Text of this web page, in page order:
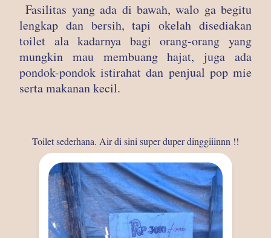
Fasilitas yang ada di bawah, walo ga begitu
lengkap dan bersih, tapi okelah disediakan
toilet ala kadarnya bagi orang-orang yang
mungkin mau membuang hajat, juga ada
pondok-pondok istirahat dan penjual pop mie
serta makanan kecil.
Toilet sederhana. Air di sini super duper dinggiiinnn !!